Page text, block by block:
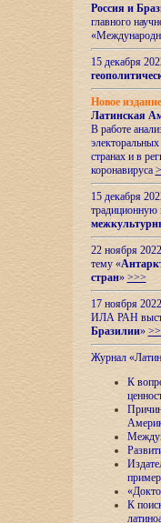
Россия и
главного
15 декабря
Новое
Латинская
В работе
странах и в
коронавируса
15 декабря
22 ноября
тему «
стран» >>>
17 ноября
ИЛА РАН
Бразилии»
Журнал
К
К